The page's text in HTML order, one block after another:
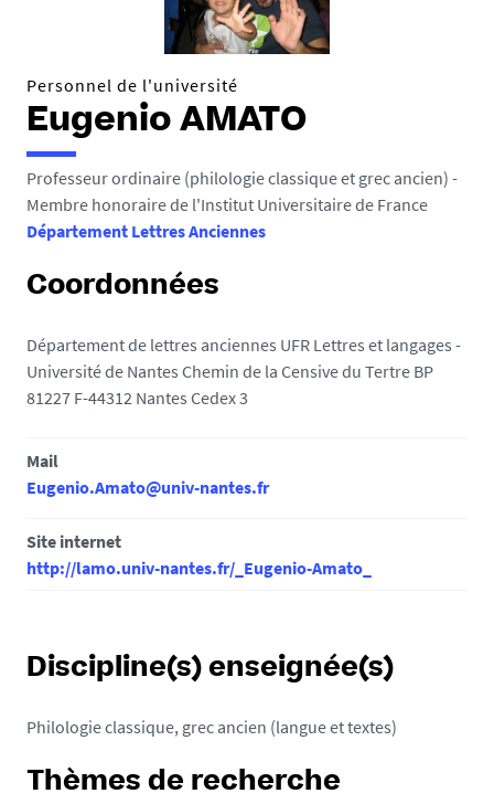
c
:
Personnel de l'université
Eugenio AMATO
Professeur ordinaire (philologie classique et grec ancien) -
Membre honoraire de l'Institut Universitaire de France
Département Lettres Anciennes
Coordonnées
Département de lettres anciennes UFR Lettres et langages -
Université de Nantes Chemin de la Censive du Tertre BP
81227 F-44312 Nantes Cedex 3
Mail
Eugenio.Amato@univ-nantes.fr
Site internet
http://lamo.univ-nantes.fr/_Eugenio-Amato_
Discipline(s) enseignée(s)
Philologie classique, grec ancien (langue et textes)
Thèmes de recherche